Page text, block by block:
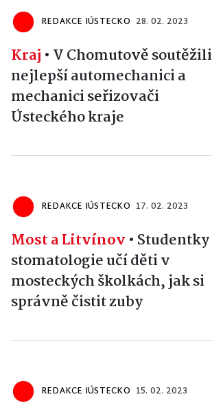
REDAKCE IÚSTECKO 28. 02. 2023
Kraj • V Chomutově soutěžili
nejlepší automechanici a
mechanici seřizovači
Ústeckého kraje
REDAKCE IÚSTECKO 17. 02. 2023
Most a Litvínov • Studentky
stomatologie učí děti v
mosteckých školkách, jak si
správně čistit zuby
REDAKCE IÚSTECKO 15. 02. 2023